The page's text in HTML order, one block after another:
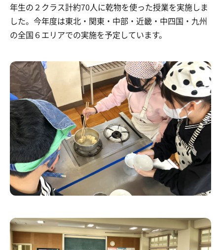
年生の２クラス計約70人に乾物を使った授業を実施しま
した。今年度は東北・関東・中部・近畿・中四国・九州
の全国６エリアでの実施を予定しています。